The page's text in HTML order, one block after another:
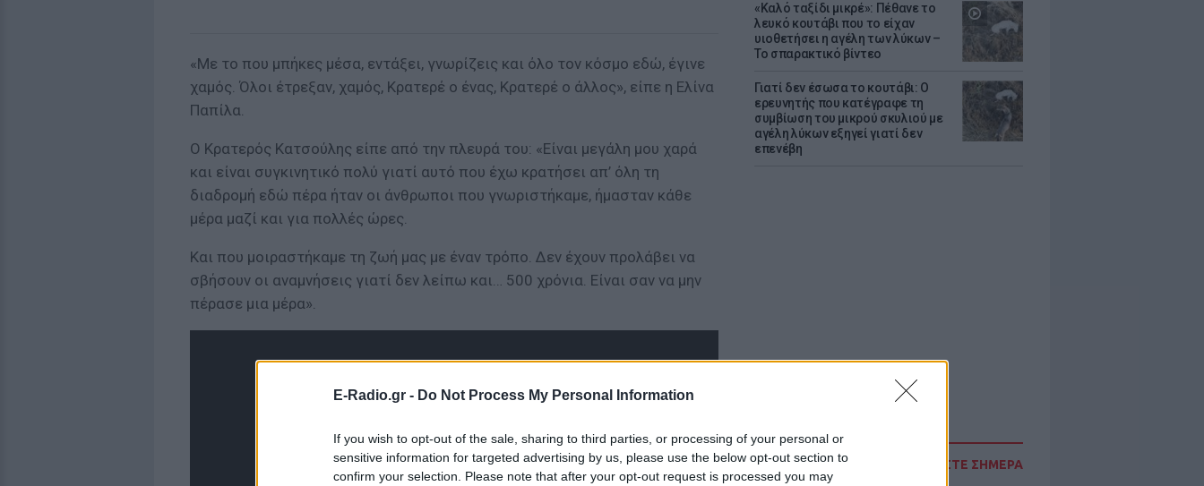
E-Radio.gr - Do Not Process My Personal Information
If you wish to opt-out of the sale, sharing to third parties, or processing of your personal or
sensitive information for targeted advertising by us, please use the below opt-out section to
confirm your selection. Please note that after your opt-out request is processed you may
«Καλό ταξίδι μικρέ»: Πέθανε το
λευκό κουτάβι που το είχαν
υιοθετήσει η αγέλη των λύκων –
Το σπαρακτικό βίντεο
Γιατί δεν έσωσα το κουτάβι: Ο
ερευνητής που κατέγραφε τη
συμβίωση του μικρού σκυλιού με
αγέλη λύκων εξηγεί γιατί δεν
επενέβη
ΔΙΑΒΑΣΤΕ ΣΗΜΕΡΑ
«Με το που μπήκες μέσα, εντάξει, γνωρίζεις και όλο τον κόσμο εδώ, έγινε
χαμός. Όλοι έτρεξαν, χαμός, Κρατερέ ο ένας, Κρατερέ ο άλλος», είπε η Ελίνα
Παπίλα.
Ο Κρατερός Κατσούλης είπε από την πλευρά του: «Είναι μεγάλη μου χαρά
και είναι συγκινητικό πολύ γιατί αυτό που έχω κρατήσει απ’ όλη τη
διαδρομή εδώ πέρα ήταν οι άνθρωποι που γνωριστήκαμε, ήμασταν κάθε
μέρα μαζί και για πολλές ώρες.
Και που μοιραστήκαμε τη ζωή μας με έναν τρόπο. Δεν έχουν προλάβει να
σβήσουν οι αναμνήσεις γιατί δεν λείπω και… 500 χρόνια. Είναι σαν να μην
πέρασε μια μέρα».